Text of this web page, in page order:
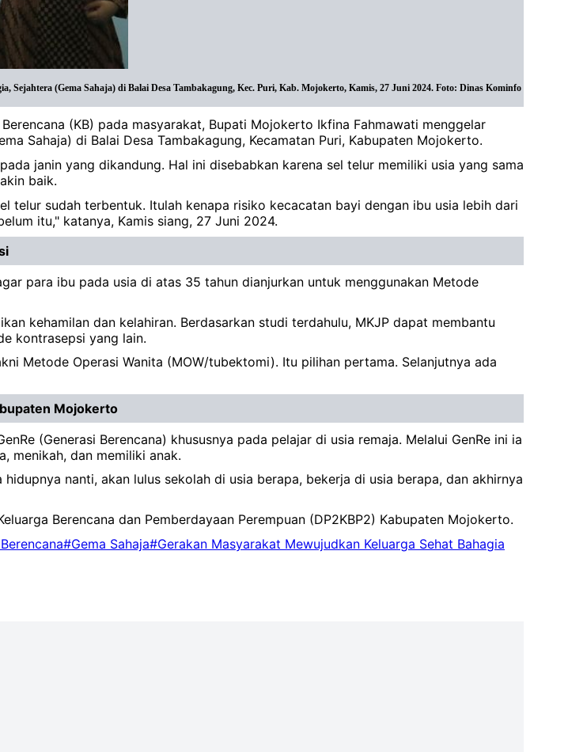
(Gema Sahaja) di Balai Desa Tambakagung, Kec. Puri, Kab. Mojokerto, Kamis, 27 Juni 2024. Foto: Dinas Kominfo
(KB) pada masyarakat, Bupati Mojokerto Ikfina Fahmawati menggelar
Sahaja) di Balai Desa Tambakagung, Kecamatan Puri, Kabupaten Mojokerto.
janin yang dikandung. Hal ini disebabkan karena sel telur memiliki usia yang sama
baik.
telur sudah terbentuk. Itulah kenapa risiko kecacatan bayi dengan ibu usia lebih dari
itu," katanya, Kamis siang, 27 Juni 2024.
para ibu pada usia di atas 35 tahun dianjurkan untuk menggunakan Metode
kehamilan dan kelahiran. Berdasarkan studi terdahulu, MKJP dapat membantu
kontrasepsi yang lain.
Metode Operasi Wanita (MOW/tubektomi). Itu pilihan pertama. Selanjutnya ada
Mojokerto
(Generasi Berencana) khususnya pada pelajar di usia remaja. Melalui GenRe ini ia
menikah, dan memiliki anak.
nanti, akan lulus sekolah di usia berapa, bekerja di usia berapa, dan akhirnya
Berencana dan Pemberdayaan Perempuan (DP2KBP2) Kabupaten Mojokerto.
#Gema Sahaja#Gerakan Masyarakat Mewujudkan Keluarga Sehat Bahagia